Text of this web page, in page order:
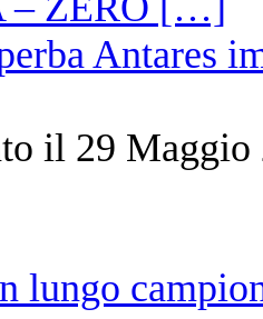
Antares
il 29 Maggio